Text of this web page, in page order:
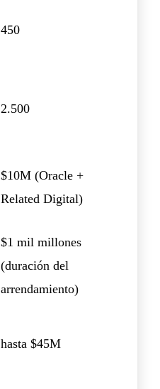
450
2.500
$10M (Oracle +
Related Digital)
$1 mil millones
(duración del
arrendamiento)
hasta $45M